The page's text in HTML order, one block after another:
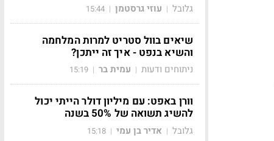
גלובל | עוזי גרסטמן |
15:44
שיאים בוול סטריט למרות המלחמה
והשיא בנפט - איך זה ייתכן?
ניתוחים ודעות | עמית בר |
15:19
וורן באפט: עם מיליון דולר הייתי יכול
להשיג תשואה של 50% בשנה
גלובל | אדיר בן עמי |
15:18